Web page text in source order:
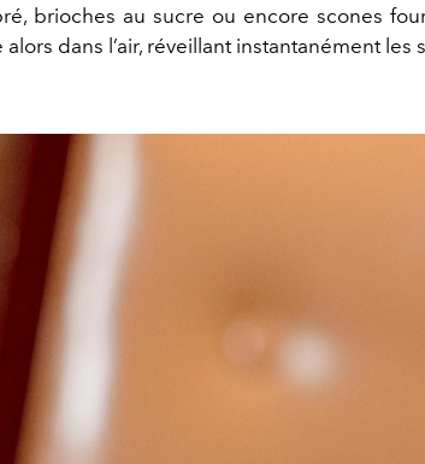
brioches au sucre ou encore scones
dans l’air, réveillant instantanément les